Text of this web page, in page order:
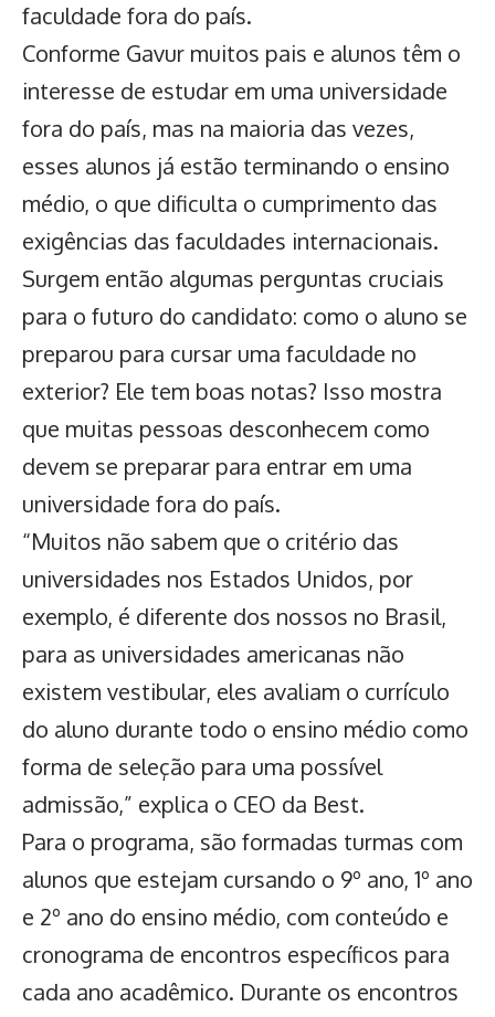
faculdade fora do país.
Conforme Gavur muitos pais e alunos têm o
interesse de estudar em uma universidade
fora do país, mas na maioria das vezes,
esses alunos já estão terminando o ensino
médio, o que dificulta o cumprimento das
exigências das faculdades internacionais.
Surgem então algumas perguntas cruciais
para o futuro do candidato: como o aluno se
preparou para cursar uma faculdade no
exterior? Ele tem boas notas? Isso mostra
que muitas pessoas desconhecem como
devem se preparar para entrar em uma
universidade fora do país.
“Muitos não sabem que o critério das
universidades nos Estados Unidos, por
exemplo, é diferente dos nossos no Brasil,
para as universidades americanas não
existem vestibular, eles avaliam o currículo
do aluno durante todo o ensino médio como
forma de seleção para uma possível
admissão,” explica o CEO da Best.
Para o programa, são formadas turmas com
alunos que estejam cursando o 9º ano, 1º ano
e 2º ano do ensino médio, com conteúdo e
cronograma de encontros específicos para
cada ano acadêmico. Durante os encontros